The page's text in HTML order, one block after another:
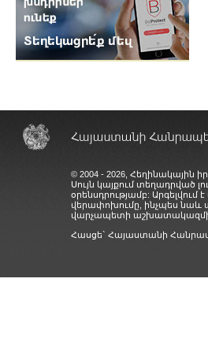
© 2004 - 2026,
Սույն կայքում տեղադրված
օրենսդրությամբ:
վերափոխումը, ինչպես նաև
վարչապետի աշխատակազմի
Հասցե` Հայաստանի